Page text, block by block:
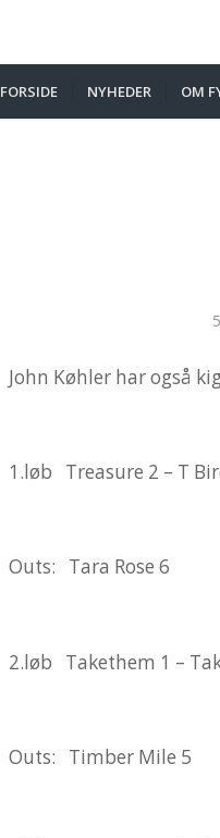
FORSIDE NYHEDER OM
John Køhler har også
1.løb Treasure 2 – T
Outs: Tara Rose 6
2.løb Takethem 1 –
Outs: Timber Mile 5